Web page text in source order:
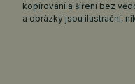
kopírování a šíření bez
a obrázky jsou ilustrační,